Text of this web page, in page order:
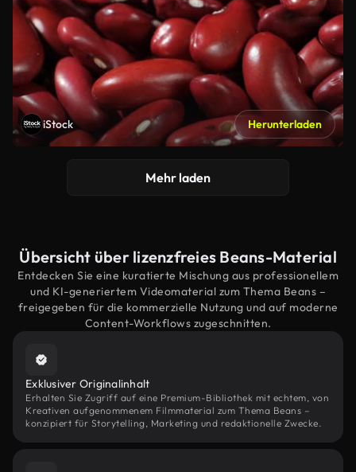
iStock Herunterladen
Mehr laden
Übersicht über lizenzfreies Beans-Material
Entdecken Sie eine kuratierte Mischung aus professionellem
und KI-generiertem Videomaterial zum Thema Beans –
freigegeben für die kommerzielle Nutzung und auf moderne
Content-Workflows zugeschnitten.
Exklusiver Originalinhalt
Erhalten Sie Zugriff auf eine Premium-Bibliothek mit echtem, von
Kreativen aufgenommenem Filmmaterial zum Thema Beans –
konzipiert für Storytelling, Marketing und redaktionelle Zwecke.